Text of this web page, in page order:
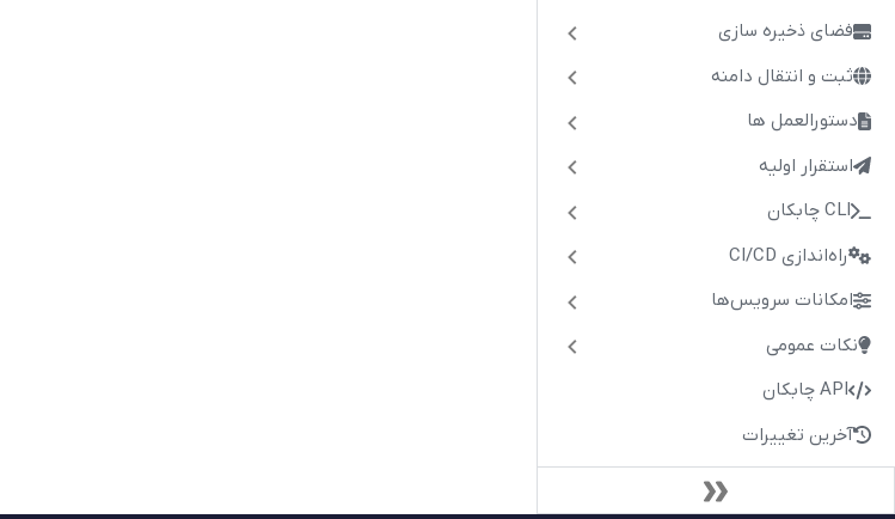
فضای ذخیره سازی
ثبت و انتقال دامنه
دستورالعمل ها
استقرار اولیه
CLI چابکان
راه‌اندازی CI/CD
امکانات سرویس‌ها
نکات عمومی
API چابکان
آخرین تغییرات